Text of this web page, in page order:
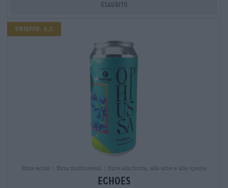
Esaurito
UNTAPPD: 4,3
Birre acide | Birra multicereali | Birre alla frutta, alle erbe e alle spezie
echoes